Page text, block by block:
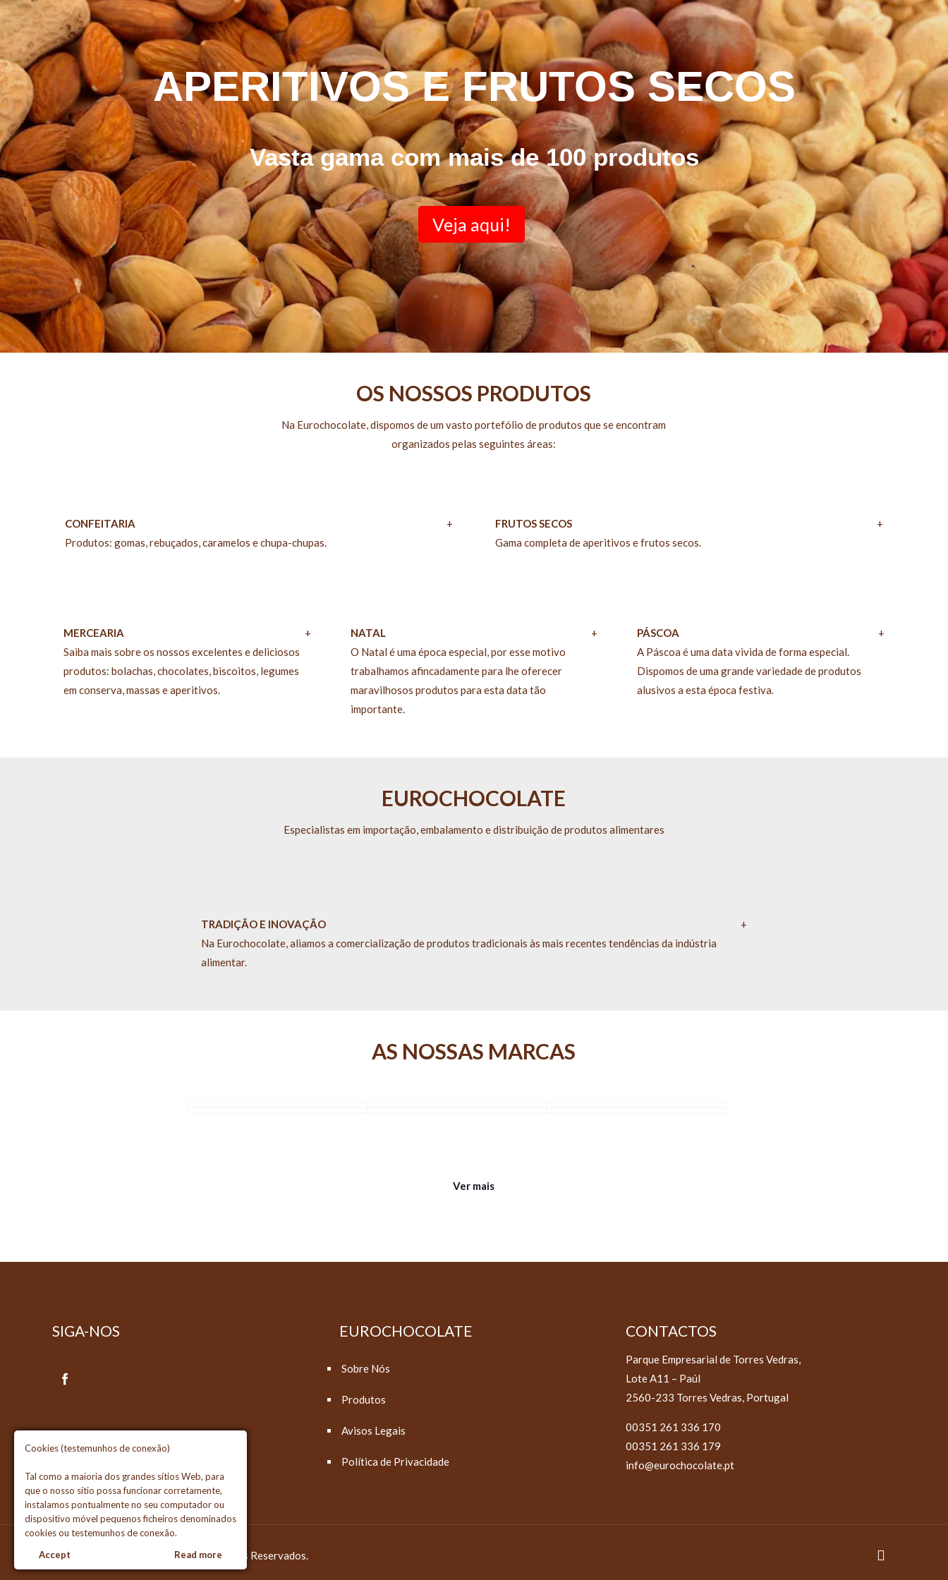
Veja aqui!
APERITIVOS E FRUTOS SECOS
Vasta gama com mais de 100 produtos
OS NOSSOS PRODUTOS
Na Eurochocolate, dispomos de um vasto portefólio de produtos que se encontram
organizados pelas seguintes áreas:
CONFEITARIA
+
Produtos: gomas, rebuçados, caramelos e chupa-chupas.
FRUTOS SECOS
+
Gama completa de aperitivos e frutos secos.
MERCEARIA
+
Saiba mais sobre os nossos excelentes e deliciosos
produtos: bolachas, chocolates, biscoitos, legumes
em conserva, massas e aperitivos.
NATAL
+
O Natal é uma época especial, por esse motivo
trabalhamos afincadamente para lhe oferecer
maravilhosos produtos para esta data tão
importante.
PÁSCOA
+
A Páscoa é uma data vivida de forma especial.
Dispomos de uma grande variedade de produtos
alusivos a esta época festiva.
EUROCHOCOLATE
Especialistas em importação, embalamento e distribuição de produtos alimentares
TRADIÇÃO E INOVAÇÃO
+
Na Eurochocolate, aliamos a comercialização de produtos tradicionais às mais recentes tendências da indústria
alimentar.
AS NOSSAS MARCAS
Ver mais
SIGA-NOS EUROCHOCOLATE
Sobre Nós
Produtos
Avisos Legais
Política de Privacidade
CONTACTOS
Parque Empresarial de Torres Vedras,
Lote A11 – Paúl
2560-233 Torres Vedras, Portugal
00351 261 336 170
00351 261 336 179
info@eurochocolate.pt
© 2018 Eurochocolate. Todos os Direitos Reservados.
Cookies (testemunhos de conexão)
Tal como a maioria dos grandes sítios Web, para
que o nosso sítio possa funcionar corretamente,
instalamos pontualmente no seu computador ou
dispositivo móvel pequenos ficheiros denominados
cookies ou testemunhos de conexão.
Accept
Read more